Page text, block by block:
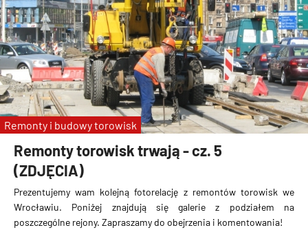
Remonty torowisk trwają - cz. 5
(ZDJĘCIA)
Prezentujemy wam kolejną fotorelację z remontów torowisk we
Wrocławiu. Poniżej znajdują się galerie z podziałem na
poszczególne rejony. Zapraszamy do obejrzenia i komentowania!
Remonty i budowy torowisk